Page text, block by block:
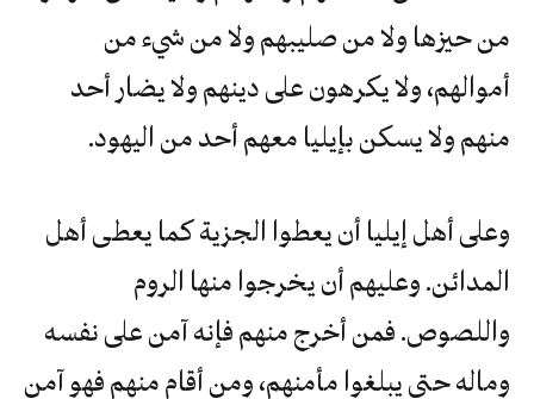
من حيزها ولا من صليبهم ولا من شيء من
أموالهم، ولا يكرهون على دينهم ولا يضار أحد
منهم ولا يسكن بإيليا معهم أحد من اليهود.
وعلى أهل إيليا أن يعطوا الجزية كما يعطى أهل
المدائن. وعليهم أن يخرجوا منها الروم
واللصوص. فمن أخرج منهم فإنه آمن على نفسه
وماله حتى يبلغوا مأمنهم، ومن أقام منهم فهو آمن